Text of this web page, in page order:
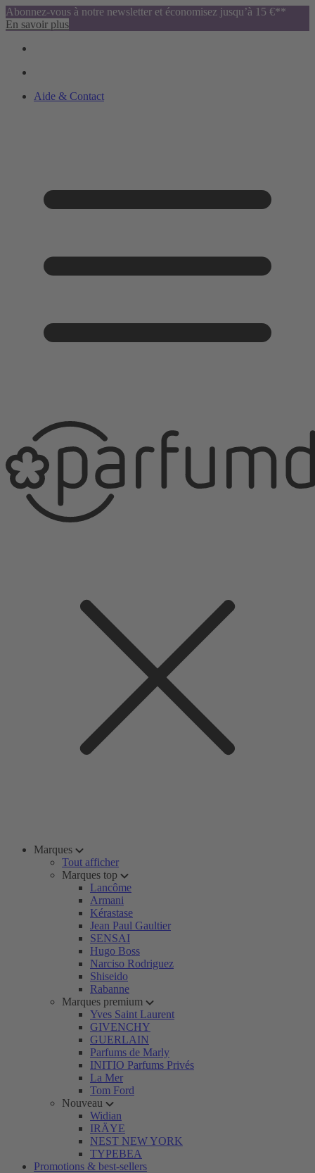
Abonnez-vous à notre newsletter et économisez jusqu’à 15 €**
En savoir plus
Aide & Contact
Marques
Tout afficher
Marques top
Lancôme
Armani
Kérastase
Jean Paul Gaultier
SENSAI
Hugo Boss
Narciso Rodriguez
Shiseido
Rabanne
Marques premium
Yves Saint Laurent
GIVENCHY
GUERLAIN
Parfums de Marly
INITIO Parfums Privés
La Mer
Tom Ford
Nouveau
Widian
IRÄYE
NEST NEW YORK
TYPEBEA
Promotions & best-sellers